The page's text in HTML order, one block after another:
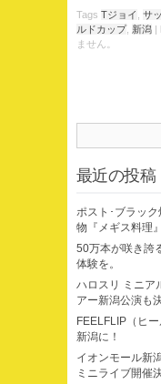
Tags Tジョイ サ
ルドカップ, 新潟 |
ません。
最近の投稿
ポスト･ブラッ
物『メギス料理
50万本が咲き誇
体験を。
ハロスリ ミニア
アー新潟公演も
FEELFLIP（ヒ
新潟に！
イオンモール新
ミニライブ開催